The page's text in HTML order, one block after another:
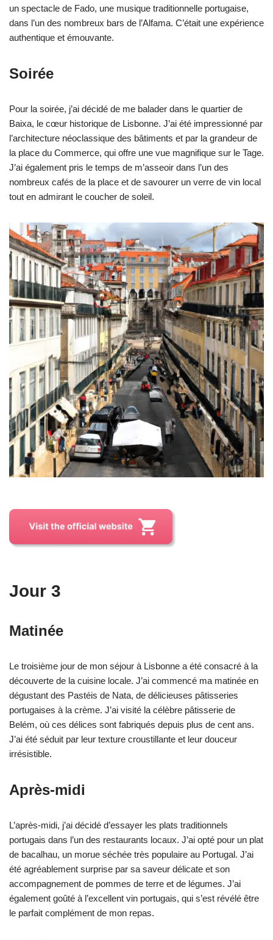
un spectacle de Fado, une musique traditionnelle portugaise,
dans l’un des nombreux bars de l’Alfama. C’était une expérience
authentique et émouvante.
Soirée
Pour la soirée, j’ai décidé de me balader dans le quartier de
Baixa, le cœur historique de Lisbonne. J’ai été impressionné par
l’architecture néoclassique des bâtiments et par la grandeur de
la place du Commerce, qui offre une vue magnifique sur le Tage.
J’ai également pris le temps de m’asseoir dans l’un des
nombreux cafés de la place et de savourer un verre de vin local
tout en admirant le coucher de soleil.
Jour 3
Matinée
Le troisième jour de mon séjour à Lisbonne a été consacré à la
découverte de la cuisine locale. J’ai commencé ma matinée en
dégustant des Pastéis de Nata, de délicieuses pâtisseries
portugaises à la crème. J’ai visité la célèbre pâtisserie de
Belém, où ces délices sont fabriqués depuis plus de cent ans.
J’ai été séduit par leur texture croustillante et leur douceur
irrésistible.
Après-midi
L’après-midi, j’ai décidé d’essayer les plats traditionnels
portugais dans l’un des restaurants locaux. J’ai opté pour un plat
de bacalhau, un morue séchée très populaire au Portugal. J’ai
été agréablement surprise par sa saveur délicate et son
accompagnement de pommes de terre et de légumes. J’ai
également goûté à l’excellent vin portugais, qui s’est révélé être
le parfait complément de mon repas.